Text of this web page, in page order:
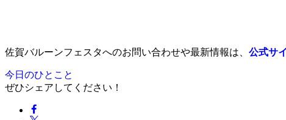
佐賀バルーンフェスタへのお問い合わせや最新情報は、 公式サ
今日のひとこと
ぜひシェアしてください！